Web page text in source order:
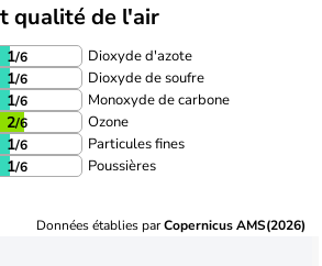
qualité de l'air
1/6 Dioxyde d'azote
1/6 Dioxyde de soufre
1/6 Monoxyde de carbone
2/6 Ozone
1/6 Particules fines
1/6 Poussières
Données établies parCopernicus AMS(2026)